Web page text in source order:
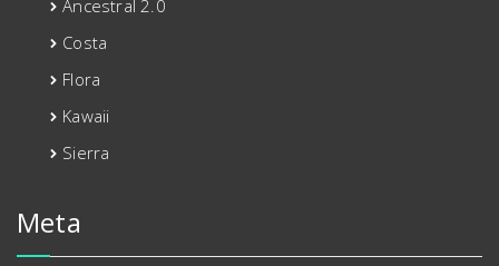
Ancestral 2.0
Costa
Flora
Kawaii
Sierra
Meta